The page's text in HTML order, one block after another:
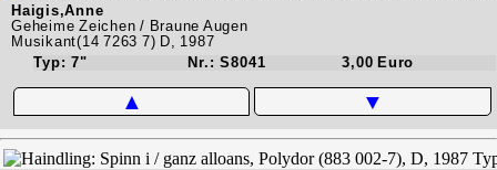
Haigis,Anne
Geheime Zeichen / Braune Augen
Musikant(14 7263 7) D, 1987
Typ: 7"
Nr.: S8041 3,00 Euro
▲ ▼